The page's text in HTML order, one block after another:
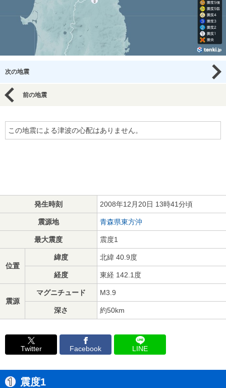
次の地震
前の地震
この地震による津波の心配はありません。
発生時刻 2008年12月20日 13時41分頃
震源地 青森県東方沖
最大震度 震度1
位置
緯度 北緯 40.9度
経度 東経 142.1度
震源
マグニチュード M3.9
深さ 約50km
Twitter Facebook LINE
震度1